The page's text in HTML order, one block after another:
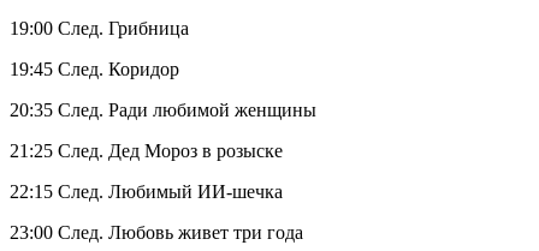
19:00 След. Грибница
19:45 След. Коридор
20:35 След. Ради любимой женщины
21:25 След. Дед Мороз в розыске
22:15 След. Любимый ИИ-шечка
23:00 След. Любовь живет три года